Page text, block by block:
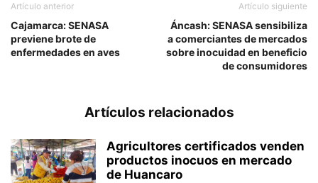
Artículo anterior
Cajamarca: SENASA
previene brote de
enfermedades en aves
Artículo siguiente
Áncash: SENASA sensibiliza
a comerciantes de mercados
sobre inocuidad en beneficio
de consumidores
Artículos relacionados
Agricultores certificados venden
productos inocuos en mercado
de Huancaro